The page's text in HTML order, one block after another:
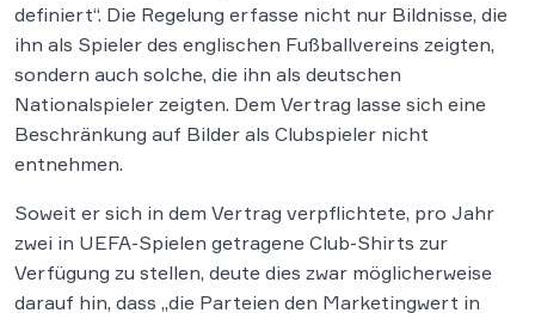
definiert“. Die Regelung erfasse nicht nur Bildnisse, die
ihn als Spieler des englischen Fußballvereins zeigten,
sondern auch solche, die ihn als deutschen
Nationalspieler zeigten. Dem Vertrag lasse sich eine
Beschränkung auf Bilder als Clubspieler nicht
entnehmen.
Soweit er sich in dem Vertrag verpflichtete, pro Jahr
zwei in UEFA-Spielen getragene Club-Shirts zur
Verfügung zu stellen, deute dies zwar möglicherweise
darauf hin, dass „die Parteien den Marketingwert in